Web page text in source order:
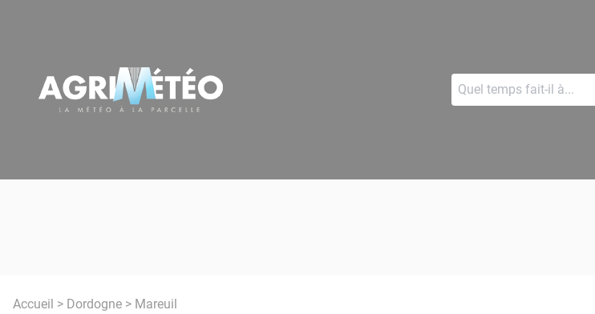
Accueil > Dordogne > Mareuil